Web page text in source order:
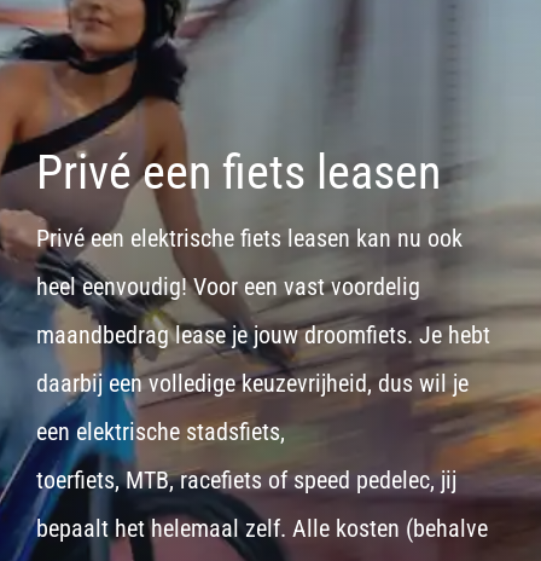
Privé een fiets leasen
Privé een elektrische fiets leasen kan nu ook
heel eenvoudig! Voor een vast voordelig
maandbedrag lease je jouw droomfiets. Je hebt
daarbij een volledige keuzevrijheid, dus wil je
eenelektrische stadsfiets,
toerfiets,MTB,racefietsof speed pedelec, jij
bepaalt het helemaal zelf. Alle kosten (behalve